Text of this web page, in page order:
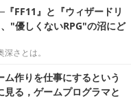
『FF11』と『ウィザードリ
"優しくないRPG"の沼にど
さとは。
ム作りを仕事にするという
る，ゲームプログラマと